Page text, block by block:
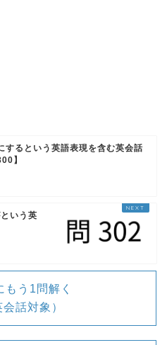
するという英語表現を含む英会話
】
いう英
もう1問解く
会話対象）